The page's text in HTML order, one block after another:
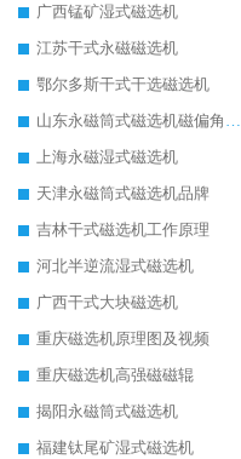
广西锰矿湿式磁选机
江苏干式永磁磁选机
鄂尔多斯干式干选磁选机
山东永磁筒式磁选机磁偏角怎么调整
上海永磁湿式磁选机
天津永磁筒式磁选机品牌
吉林干式磁选机工作原理
河北半逆流湿式磁选机
广西干式大块磁选机
重庆磁选机原理图及视频
重庆磁选机高强磁磁辊
揭阳永磁筒式磁选机
福建钛尾矿湿式磁选机